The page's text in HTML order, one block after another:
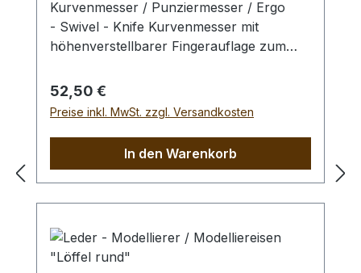
Kurvenmesser / Punziermesser / Ergo
- Swivel - Knife Kurvenmesser mit
höhenverstellbarer Fingerauflage zum
Punzieren oder zum Schneiden von
Mustern und Bildern in das Leder.
Auswechselbare Klinge. Ebenfalls
- Knife. Hier erhalten Sie die Ersatzklinge
und weitere austauschbare Klingen,
hier Keramikklingen. Zum Schärfen der
Schärfhilfe. Abmessungen:Gesamtlänge:
93 mmKlingenaufnahme - Durchmesser:
Regulärer Preis:
52,50 €
Preise inkl. MwSt. zzgl. Versandkosten
In den Warenkorb